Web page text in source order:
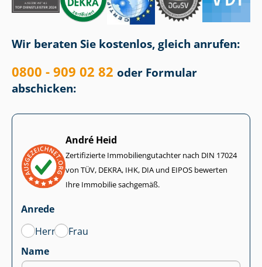
Wir beraten Sie kostenlos, gleich anrufen:
0800 - 909 02 82 oder Formular
abschicken:
André Heid
Zertifizierte Im­mo­bi­li­en­gut­ach­ter nach DIN 17024
von TÜV, DEKRA, IHK, DIA und EIPOS bewerten
Ihre Immobilie sachgemäß.
Anrede
Herr
Frau
Name